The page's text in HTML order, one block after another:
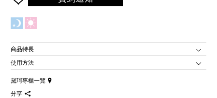
商品特長
使用方法
黛珂專櫃一覽
分享